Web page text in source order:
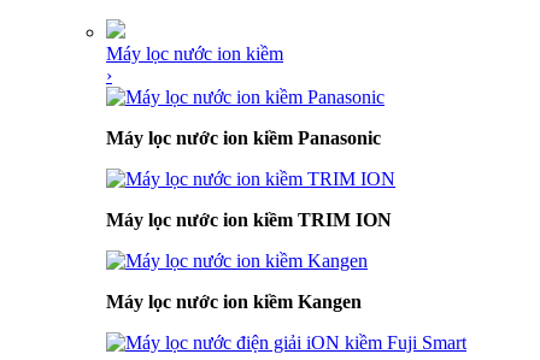
Máy lọc nước ion kiềm
›
Máy lọc nước ion kiềm Panasonic
Máy lọc nước ion kiềm TRIM ION
Máy lọc nước ion kiềm Kangen